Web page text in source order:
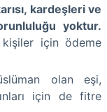
kardeşleri ve
yoktur.
kişiler için ödeme
olan eşi,
için de fitre